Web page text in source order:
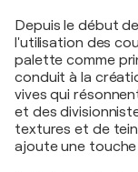
Depuis le début
l'utilisation des
palette comme
conduit à la
vives qui
et des
textures et de
ajoute une